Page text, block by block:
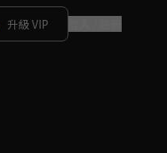
升級 VIP